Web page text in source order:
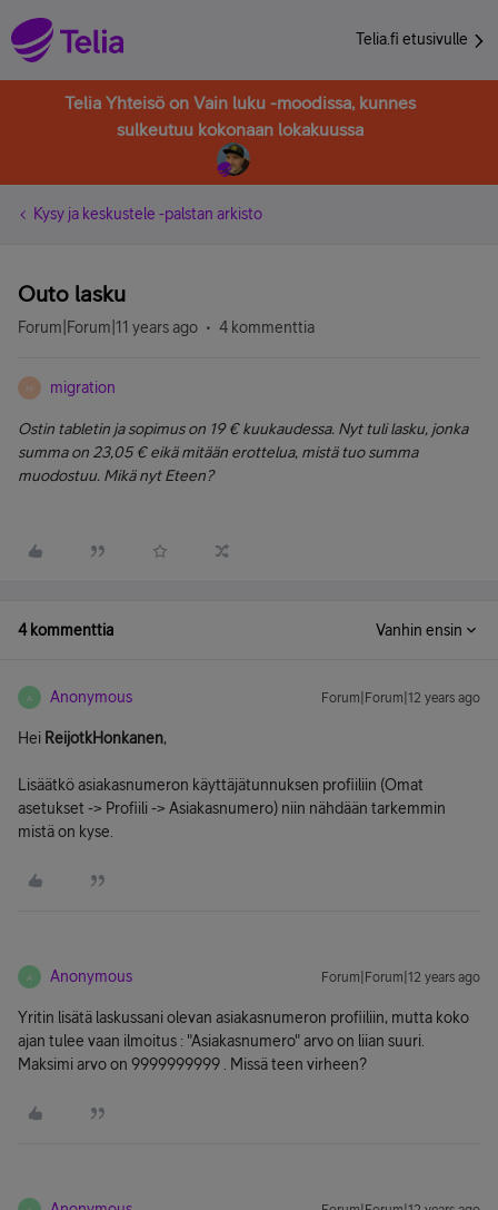
Telia.fi etusivulle
Telia Yhteisö on Vain luku -moodissa, kunnes
sulkeutuu kokonaan lokakuussa
Kysy ja keskustele -palstan arkisto
Outo lasku
Forum|Forum|11 years ago 4 kommenttia
M migration
Ostin tabletin ja sopimus on 19 € kuukaudessa. Nyt tuli lasku, jonka
summa on 23,05 € eikä mitään erottelua, mistä tuo summa
muodostuu. Mikä nyt Eteen?
4 kommenttia Vanhin ensin
A Anonymous Forum|Forum|12 years ago
Hei ReijotkHonkanen,
Lisäätkö asiakasnumeron käyttäjätunnuksen profiiliin (Omat
asetukset -> Profiili -> Asiakasnumero) niin nähdään tarkemmin
mistä on kyse.
A Anonymous Forum|Forum|12 years ago
Yritin lisätä laskussani olevan asiakasnumeron profiiliin, mutta koko
ajan tulee vaan ilmoitus : "Asiakasnumero" arvo on liian suuri.
Maksimi arvo on 9999999999 . Missä teen virheen?